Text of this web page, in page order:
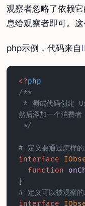
观察者忽略了依赖
息给观察者即可。
php示例，代码来自
<?php
/**
然后添加一个消费
*/
# 定义要通过怎样
interface
  function
}
# 定义可以被观察
interface